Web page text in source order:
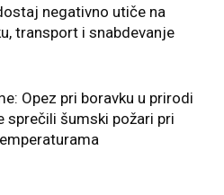
negativno utiče na
transport i snabdevanje
Opez pri boravku u prirodi
sprečili šumski požari pri